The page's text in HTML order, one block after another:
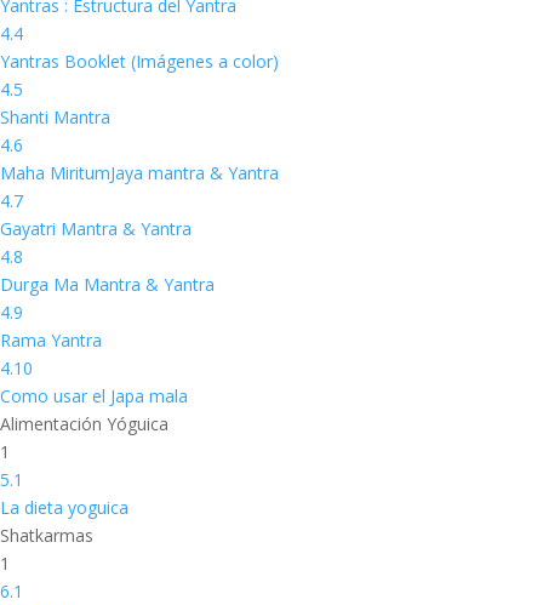
Yantras : Estructura del Yantra
4.4
Yantras Booklet (Imágenes a color)
4.5
Shanti Mantra
4.6
Maha MiritumJaya mantra & Yantra
4.7
Gayatri Mantra & Yantra
4.8
Durga Ma Mantra & Yantra
4.9
Rama Yantra
4.10
Como usar el Japa mala
Alimentación Yóguica
1
5.1
La dieta yoguica
Shatkarmas
1
6.1